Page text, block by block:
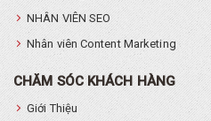
NHÂN VIÊN SEO
Nhân viên Content Marketing
CHĂM SÓC KHÁCH HÀNG
Giới Thiệu